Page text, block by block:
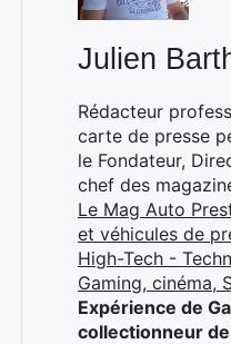
Julien
Rédacteur
carte de presse
le Fondateur,
chef des
Le Mag Auto
et véhicules de
High-Tech -
Gaming, cinéma,
Expérience de
collectionneur
Rechercher